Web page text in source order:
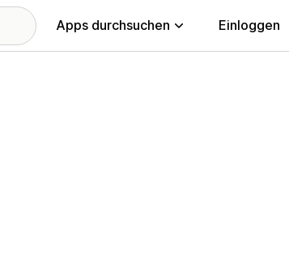
Apps durchsuchen Einloggen